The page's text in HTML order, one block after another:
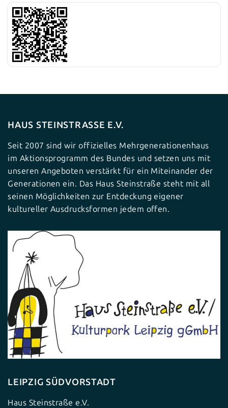
HAUS STEINSTRASSE E.V.
Seit 2007 sind wir offizielles Mehrgenerationenhaus
im Aktionsprogramm des Bundes und setzen uns mit
unseren Angeboten verstärkt für ein Miteinander der
Generationen ein. Das Haus Steinstraße steht mit all
seinen Möglichkeiten zur Entdeckung eigener
kultureller Ausdrucksformen jedem offen.
LEIPZIG SÜDVORSTADT
Haus Steinstraße e.V.